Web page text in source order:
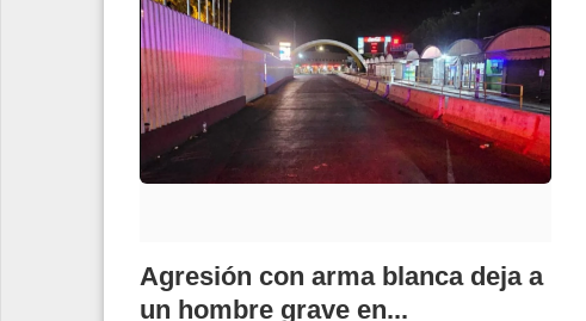
Agresión con arma blanca deja a
un hombre grave en...